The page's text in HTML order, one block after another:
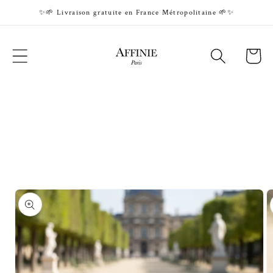
Skip to
✨🌱 Livraison gratuite en France Métropolitaine 🌱✨
Cart